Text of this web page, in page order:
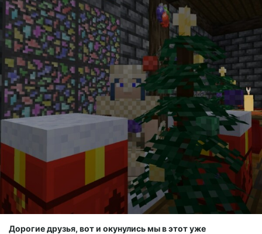
Дорогие друзья, вот и окунулись мы в этот уже